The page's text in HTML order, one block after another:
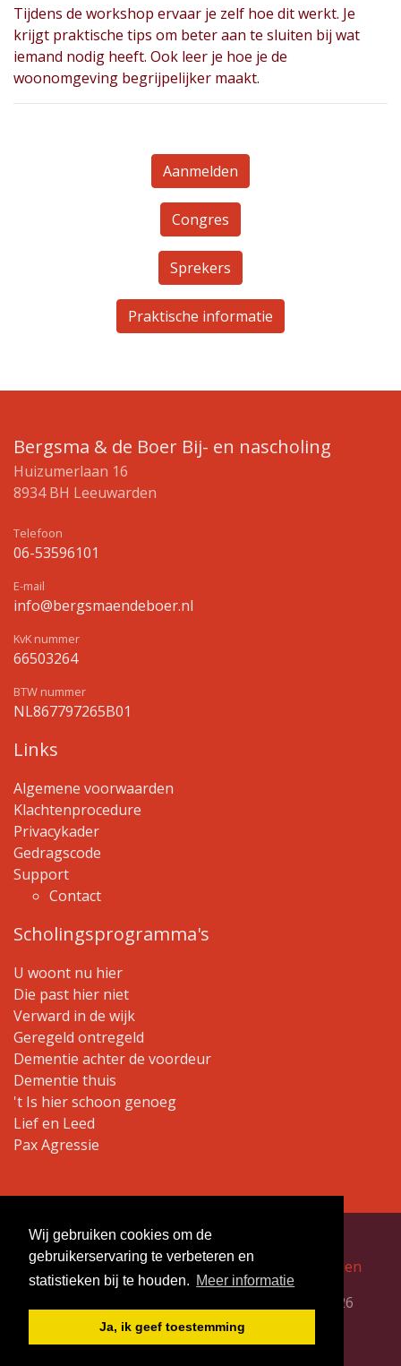
Wij gebruiken cookies om de
gebruikerservaring te verbeteren en
statistieken bij te houden. Meer informatie
Ja, ik geef toestemming
Tijdens de workshop ervaar je zelf hoe dit werkt. Je
krijgt praktische tips om beter aan te sluiten bij wat
iemand nodig heeft. Ook leer je hoe je de
woonomgeving begrijpelijker maakt.
Aanmelden
Congres
Sprekers
Praktische informatie
Bergsma & de Boer Bij- en nascholing
Huizumerlaan 16
8934 BH Leeuwarden
Telefoon
06-53596101
E-mail
info@bergsmaendeboer.nl
KvK nummer
66503264
BTW nummer
NL867797265B01
Links
Algemene voorwaarden
Klachtenprocedure
Privacykader
Gedragscode
Support
Contact
Scholingsprogramma's
U woont nu hier
Die past hier niet
Verward in de wijk
Geregeld ontregeld
Dementie achter de voordeur
Dementie thuis
't Is hier schoon genoeg
Lief en Leed
Pax Agressie
Privacyverklaring Algemene voorwaarden
2026
Ontwerp en realisatie door Boks Webdesign